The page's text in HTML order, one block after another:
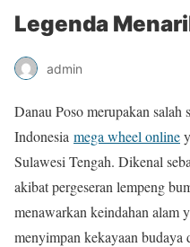
Legenda
admin
Danau Poso merupakan salah
Indonesia mega wheel online
Sulawesi Tengah. Dikenal
akibat pergeseran lempeng
menawarkan keindahan alam
menyimpan kekayaan